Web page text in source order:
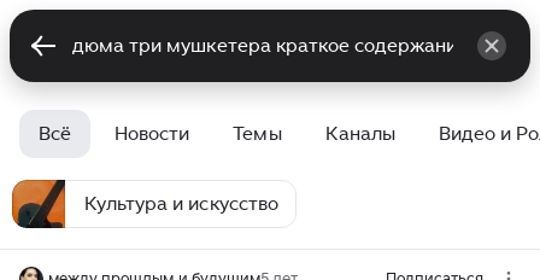
Всё Новости Темы Каналы Видео и
Культура и искусство